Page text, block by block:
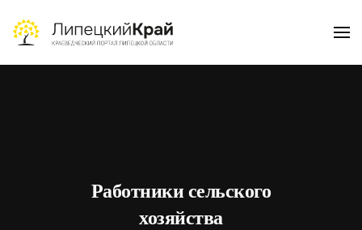
Skip to main content
Работники сельского
хозяйства